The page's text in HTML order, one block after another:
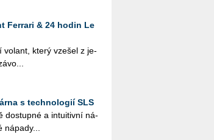
Ferrari & 24 hodin Le
vo­lant, který vze­šel z je­
s technologií SLS
do­stup­né a in­tu­i­tiv­ní ná­
ná­pa­dy...